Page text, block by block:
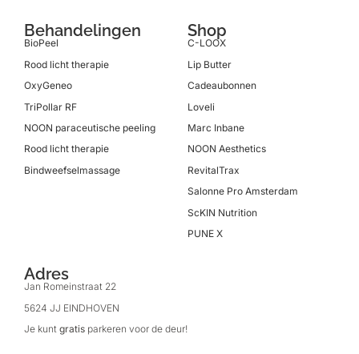
Behandelingen
BioPeel
Rood licht therapie
OxyGeneo
TriPollar RF
NOON paraceutische peeling
Rood licht therapie
Bindweefselmassage
Shop
C-LOOX
Lip Butter
Cadeaubonnen
Loveli
Marc Inbane
NOON Aesthetics
RevitalTrax
Salonne Pro Amsterdam
ScKIN Nutrition
PUNE X
Adres
Jan Romeinstraat 22
5624 JJ EINDHOVEN
Je kunt gratis parkeren voor de deur!